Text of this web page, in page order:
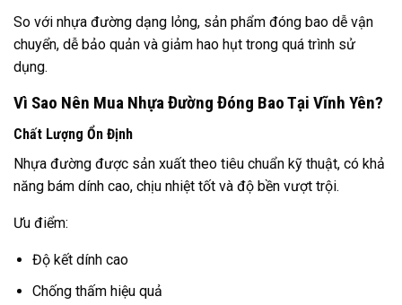
So với nhựa đường dạng lỏng, sản phẩm đóng bao dễ vận
chuyển, dễ bảo quản và giảm hao hụt trong quá trình sử
dụng.
Vì Sao Nên Mua Nhựa Đường Đóng Bao Tại Vĩnh Yên?
Chất Lượng Ổn Định
Nhựa đường được sản xuất theo tiêu chuẩn kỹ thuật, có khả
năng bám dính cao, chịu nhiệt tốt và độ bền vượt trội.
Ưu điểm:
Độ kết dính cao
Chống thấm hiệu quả